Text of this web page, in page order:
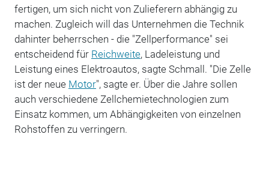
fertigen, um sich nicht von Zulieferern abhängig zu
machen. Zugleich will das Unternehmen die Technik
dahinter beherrschen - die "Zellperformance" sei
entscheidend für Reichweite, Ladeleistung und
Leistung eines Elektroautos, sagte Schmall. "Die Zelle
ist der neue Motor", sagte er. Über die Jahre sollen
auch verschiedene Zellchemietechnologien zum
Einsatz kommen, um Abhängigkeiten von einzelnen
Rohstoffen zu verringern.